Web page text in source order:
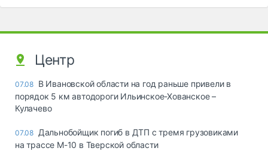
Центр
07.08 В Ивановской области на год раньше привели в
порядок 5 км автодороги Ильинское-Хованское –
Кулачево
07.08 Дальнобойщик погиб в ДТП с тремя грузовиками
на трассе М-10 в Тверской области